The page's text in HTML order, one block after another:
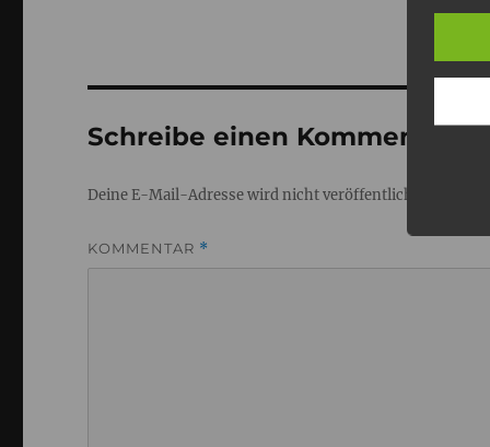
Schreibe einen Kommentar
Deine E-Mail-Adresse wird nicht veröffentlicht.
KOMMENTAR *